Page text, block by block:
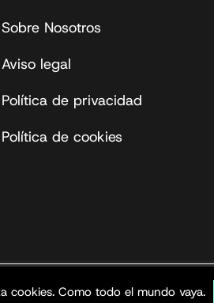
Sobre Nosotros
Aviso legal
Política de privacidad
Política de cookies
cookies. Como todo el mundo vaya.